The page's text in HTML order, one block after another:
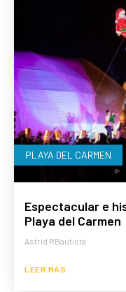
PLAYA DEL CARMEN
Espectacular e
Playa del Carmen
Astrid RBautista
LEER MÁS